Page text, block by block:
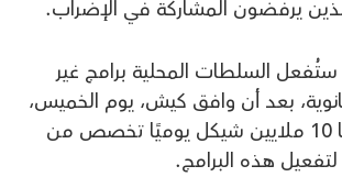
يرفضون المشاركة في الإضراب.
ستُفعل السلطات المحلية برامج غير
بعد أن وافق كيش، يوم الخميس،
على ميزانية قدرها 10 ملايين شيكل يوميًا تخصص من
لتفعيل هذه البرامج.